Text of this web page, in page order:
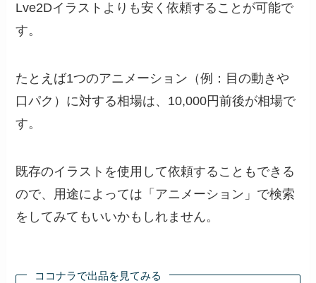
Lve2Dイラストよりも安く依頼することが可能で
す。
たとえば1つのアニメーション（例：目の動きや
口パク）に対する相場は、10,000円前後が相場で
す。
既存のイラストを使用して依頼することもできる
ので、用途によっては「アニメーション」で検索
をしてみてもいいかもしれません。
ココナラで出品を見てみる